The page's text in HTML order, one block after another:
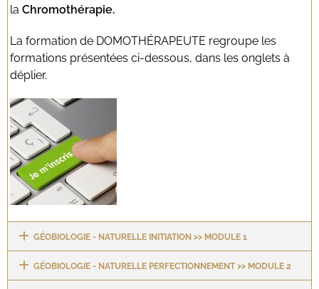
la Chromothérapie.
La formation de DOMOTHÉRAPEUTE regroupe les
formations présentées ci-dessous, dans les onglets à
déplier.
GÉOBIOLOGIE - NATURELLE INITIATION >> MODULE 1
GÉOBIOLOGIE - NATURELLE PERFECTIONNEMENT >> MODULE 2 ​